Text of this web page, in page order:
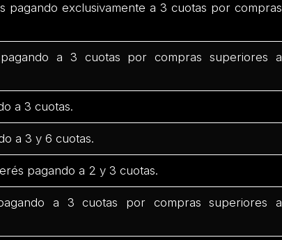
pagando exclusivamente a 3 cuotas por compras
a 3 cuotas por compras superiores a
a 3 cuotas.
a 3 y 6 cuotas.
pagando a 2 y 3 cuotas.
a 3 cuotas por compras superiores a